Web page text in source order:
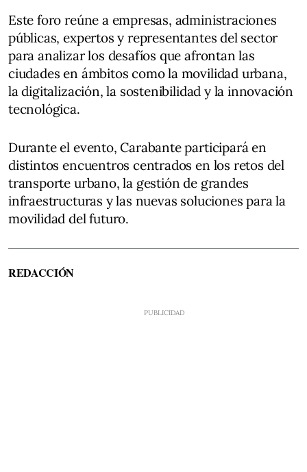
Este foro reúne a empresas, administraciones
públicas, expertos y representantes del sector
para analizar los desafíos que afrontan las
ciudades en ámbitos como la movilidad urbana,
la digitalización, la sostenibilidad y la innovación
tecnológica.
Durante el evento, Carabante participará en
distintos encuentros centrados en los retos del
transporte urbano, la gestión de grandes
infraestructuras y las nuevas soluciones para la
movilidad del futuro.
REDACCIÓN